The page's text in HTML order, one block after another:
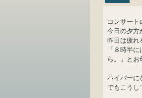
コンサート
今日の夕方
昨日は疲れ
「８時半
ら。」とお
ハイパーに
でもこうし